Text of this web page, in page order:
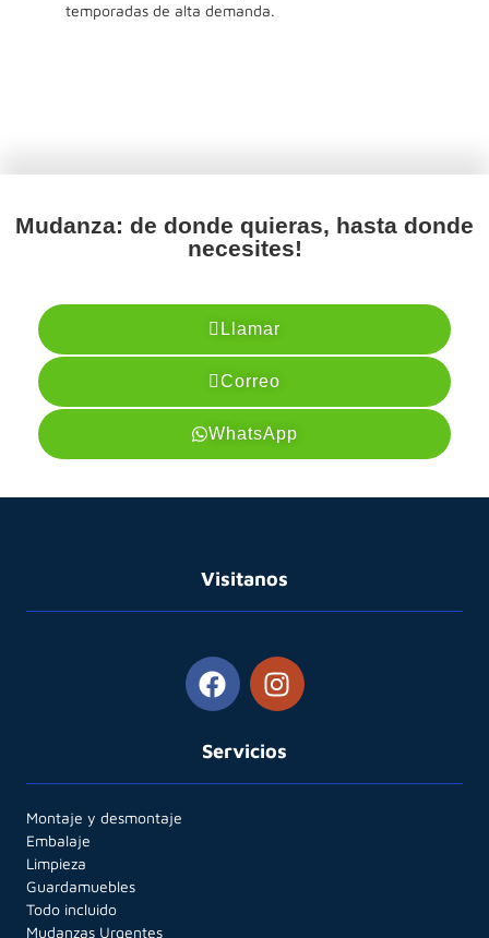
temporadas de alta demanda.
Mudanza: de donde quieras, hasta donde
necesites!
Llamar
Correo
WhatsApp
Visitanos
Servicios
Montaje y desmontaje
Embalaje
Limpieza
Guardamuebles
Todo incluido
Mudanzas Urgentes